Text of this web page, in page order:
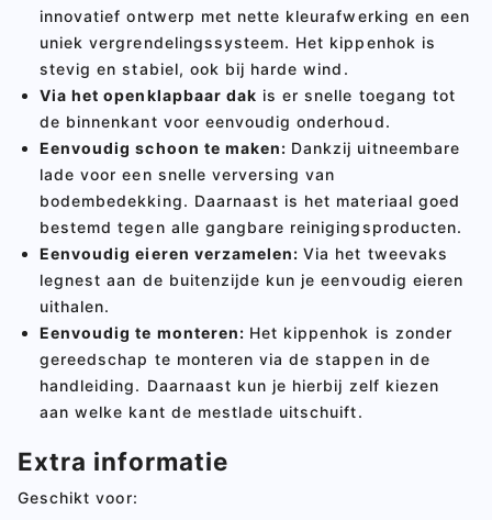
innovatief ontwerp met nette kleurafwerking en een
uniek vergrendelingssysteem. Het kippenhok is
stevig en stabiel, ook bij harde wind.
Via het openklapbaar dak is er snelle toegang tot
de binnenkant voor eenvoudig onderhoud.
Eenvoudig schoon te maken: Dankzij uitneembare
lade voor een snelle verversing van
bodembedekking. Daarnaast is het materiaal goed
bestemd tegen alle gangbare reinigingsproducten.
Eenvoudig eieren verzamelen:Via het tweevaks
legnest aan de buitenzijde kun je eenvoudig eieren
uithalen.
Eenvoudig te monteren: Het kippenhok is zonder
gereedschap te monteren via de stappen in de
handleiding. Daarnaast kun je hierbij zelf kiezen
aan welke kant de mestlade uitschuift.
Extra informatie
Geschikt voor: